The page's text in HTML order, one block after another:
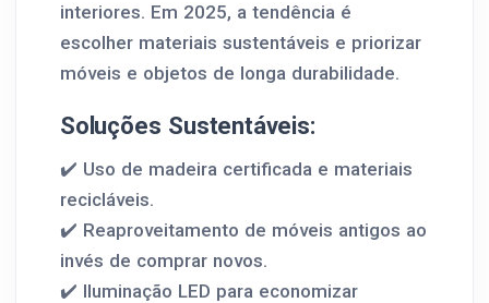
interiores. Em 2025, a tendência é
escolher materiais sustentáveis e priorizar
móveis e objetos de longa durabilidade.
Soluções Sustentáveis:
✔️ Uso de madeira certificada e materiais
recicláveis.
✔️ Reaproveitamento de móveis antigos ao
invés de comprar novos.
✔️ Iluminação LED para economizar